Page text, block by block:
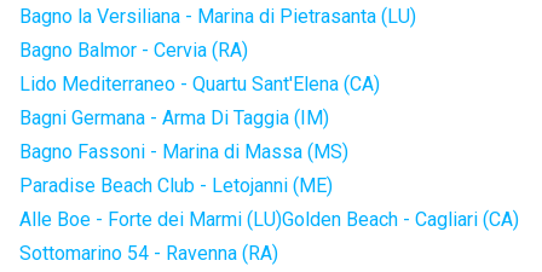
Bagno la Versiliana - Marina di Pietrasanta (LU)
Bagno Balmor - Cervia (RA)
Lido Mediterraneo - Quartu Sant'Elena (CA)
Bagni Germana - Arma Di Taggia (IM)
Bagno Fassoni - Marina di Massa (MS)
Paradise Beach Club - Letojanni (ME)
Alle Boe - Forte dei Marmi (LU)Golden Beach - Cagliari (CA)
Sottomarino 54 - Ravenna (RA)